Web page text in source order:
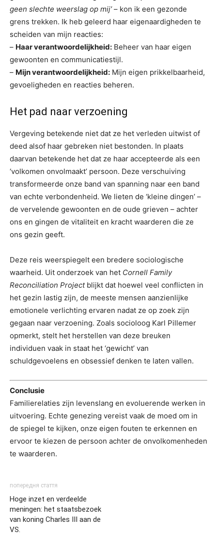
geen slechte weerslag op mij’– kon ik een gezonde
grens trekken. Ik heb geleerd haar eigenaardigheden te
scheiden van mijn reacties:
– Haar verantwoordelijkheid: Beheer van haar eigen
gewoonten en communicatiestijl.
– Mijn verantwoordelijkheid: Mijn eigen prikkelbaarheid,
gevoeligheden en reacties beheren.
Het pad naar verzoening
Vergeving betekende niet dat ze het verleden uitwist of
deed alsof haar gebreken niet bestonden. In plaats
daarvan betekende het dat ze haar accepteerde als een
‘volkomen onvolmaakt’ persoon. Deze verschuiving
transformeerde onze band van spanning naar een band
van echte verbondenheid. We lieten de ‘kleine dingen’ –
de vervelende gewoonten en de oude grieven – achter
ons en gingen de vitaliteit en kracht waarderen die ze
ons gezin geeft.
Deze reis weerspiegelt een bredere sociologische
waarheid. Uit onderzoek van het Cornell Family
Reconciliation Projectblijkt dat hoewel veel conflicten in
het gezin lastig zijn, de meeste mensen aanzienlijke
emotionele verlichting ervaren nadat ze op zoek zijn
gegaan naar verzoening. Zoals socioloog Karl Pillemer
opmerkt, stelt het herstellen van deze breuken
individuen vaak in staat het ‘gewicht’ van
schuldgevoelens en obsessief denken te laten vallen.
Conclusie
Familierelaties zijn levenslang en evoluerende werken in
uitvoering. Echte genezing vereist vaak de moed om in
de spiegel te kijken, onze eigen fouten te erkennen en
ervoor te kiezen de persoon achter de onvolkomenheden
te waarderen.
попередня стаття
Hoge inzet en verdeelde
meningen: het staatsbezoek
van koning Charles III aan de
VS.